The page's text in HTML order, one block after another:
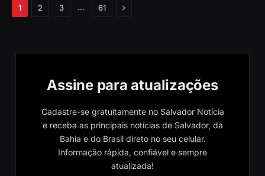
1 2 3 … 61 Próximo
Assine para atualizações
Cadastre-se gratuitamente no Salvador Notícia
e receba as principais notícias de Salvador, da
Bahia e do Brasil direto no seu celular.
Informação rápida, confiável e sempre
atualizada!